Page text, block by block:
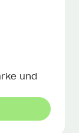
und